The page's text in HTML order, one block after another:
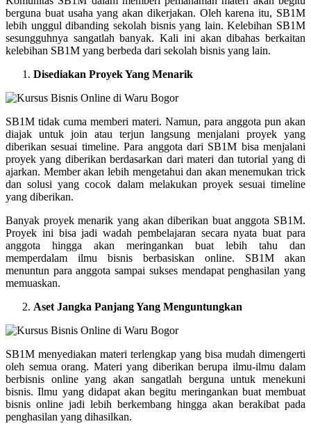
berguna buat usaha yang akan dikerjakan. Oleh karena itu, SB1M
lebih unggul dibanding sekolah bisnis yang lain. Kelebihan SB1M
sesungguhnya sangatlah banyak. Kali ini akan dibahas berkaitan
kelebihan SB1M yang berbeda dari sekolah bisnis yang lain.
Disediakan Proyek Yang Menarik
SB1M tidak cuma memberi materi. Namun, para anggota pun akan
diajak untuk join atau terjun langsung menjalani proyek yang
diberikan sesuai timeline. Para anggota dari SB1M bisa menjalani
proyek yang diberikan berdasarkan dari materi dan tutorial yang di
ajarkan. Member akan lebih mengetahui dan akan menemukan trick
dan solusi yang cocok dalam melakukan proyek sesuai timeline
yang diberikan.
Banyak proyek menarik yang akan diberikan buat anggota SB1M.
Proyek ini bisa jadi wadah pembelajaran secara nyata buat para
anggota hingga akan meringankan buat lebih tahu dan
memperdalam ilmu bisnis berbasiskan online. SB1M akan
menuntun para anggota sampai sukses mendapat penghasilan yang
memuaskan.
Aset Jangka Panjang Yang Menguntungkan
SB1M menyediakan materi terlengkap yang bisa mudah dimengerti
oleh semua orang. Materi yang diberikan berupa ilmu-ilmu dalam
berbisnis online yang akan sangatlah berguna untuk menekuni
bisnis. Ilmu yang didapat akan begitu meringankan buat membuat
bisnis online jadi lebih berkembang hingga akan berakibat pada
penghasilan yang dihasilkan.